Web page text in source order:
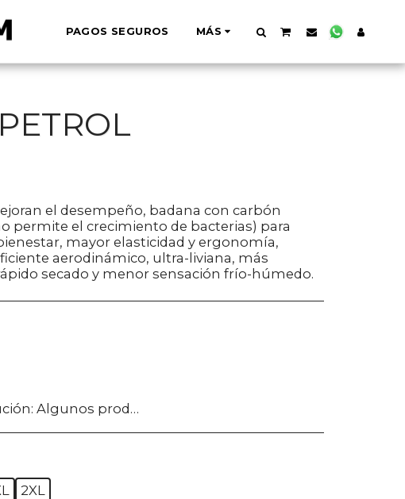
PAGOS SEGUROS MÁS
el desempeño, badana con carbón
permite el crecimiento de bacterias) para
mayor elasticidad y ergonomía,
aerodinámico, ultra-liviana, más
secado y menor sensación frío-húmedo.
Algunos productos no califican para ser regresados, te pedimos confirmes bien tu talla, modelo o estilo.
2XL